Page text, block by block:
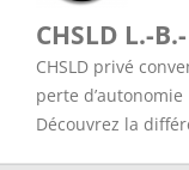
CHSLD L.-
CHSLD privé
perte d’autonomie
Découvrez la